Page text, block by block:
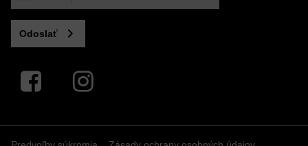
Odoslať
Facebook Instagram